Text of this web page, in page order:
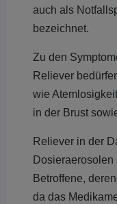
auch als
bezeichnet.
Zu den
Reliever
wie
in der Brust
Reliever in der
Betroffene,
da das